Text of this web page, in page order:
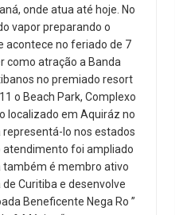
onde atua até hoje. No
vapor preparando o
acontece no feriado de 7
como atração a Banda
no premiado resort
o Beach Park, Complexo
localizado em Aquiráz no
representá-lo nos estados
atendimento foi ampliado
também é membro ativo
Curitiba e desenvolve
Beneficente Nega Ro ”